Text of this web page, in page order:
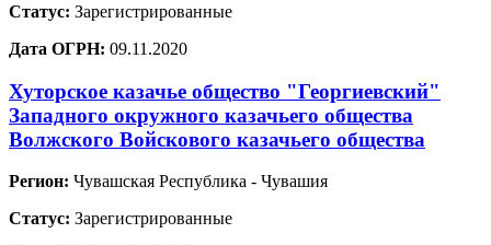
Статус: Зарегистрированные
Дата ОГРН: 09.11.2020
Хуторское казачье общество "Георгиевский"
Западного окружного казачьего общества
Волжского Войскового казачьего общества
Регион: Чувашская Республика - Чувашия
Статус: Зарегистрированные